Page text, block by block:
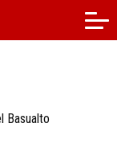
Basualto